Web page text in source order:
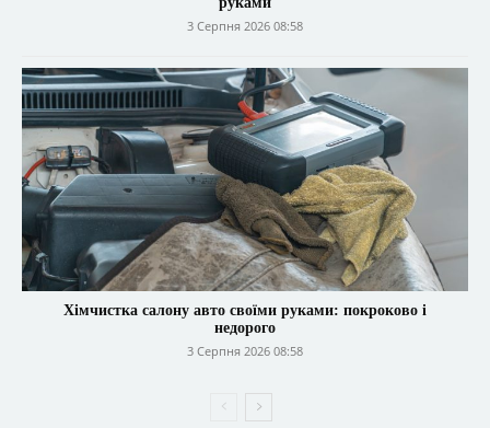
3 Серпня 2026 08:58
Хімчистка салону авто своїми руками: покроково і
недорого
3 Серпня 2026 08:58